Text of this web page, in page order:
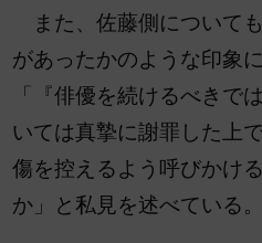
また、佐藤側について
があったかのような印象
「『俳優を続けるべきで
いては真摯に謝罪した上
傷を控えるよう呼びかけ
か」と私見を述べている。